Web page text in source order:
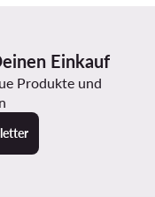
Einkauf
Produkte und